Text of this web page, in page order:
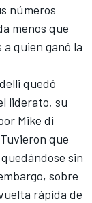
números
menos que
a quien ganó la
quedó
liderato, su
Mike di
que
sin
sobre
rápida de